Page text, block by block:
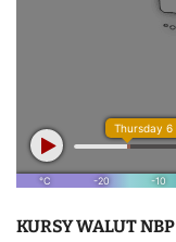
KURSY WALUT NBP